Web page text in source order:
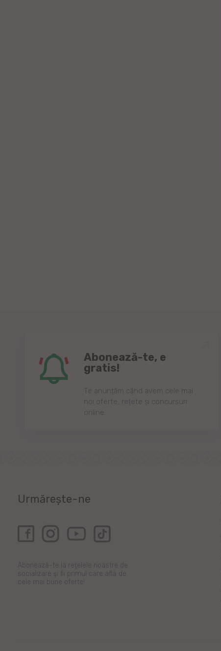
Abonează-te, e
gratis!
Te anunțăm când avem cele mai
noi oferte, rețete și concursuri
online.
Urmărește-ne
Abonează-te la rețelele noastre de
socializare și fii primul care află de
cele mai bune oferte!